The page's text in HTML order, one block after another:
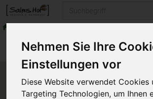
Nehmen Sie Ihre
Einstellungen vor
Diese Website verwendet Cookies
Targeting Technologien, um Ihnen
Produkte Vorratskammer
Sonstige Körner
Produkt "Leinsaat
verfügbar.